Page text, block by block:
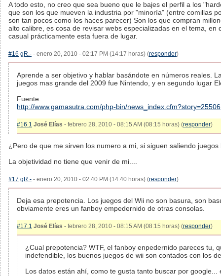
A todo esto, no creo que sea bueno que le bajes el perfil a los
que son los que mueven la industria por "minoría" (entre comillas
son tan pocos como los haces parecer) Son los que compran
alto calibre, es cosa de revisar webs especializadas en el tema, en
casual prácticamente esta fuera de lugar.
#16 gR.- - enero 20, 2010 - 02:17 PM (14:17 horas) (responder)
Aprende a ser objetivo y hablar basándote en números reales.
juegos mas grande del 2009 fue Nintendo, y en segundo lugar
Fuente:
http://www.gamasutra.com/php-bin/news_index.cfm?story=25506
#16.1 José Elías - febrero 28, 2010 - 08:15 AM (08:15 horas) (responder)
¿Pero de que me sirven los numero a mi, si siguen saliendo juegos
La objetividad no tiene que venir de mi....
#17 gR.- - enero 20, 2010 - 02:40 PM (14:40 horas) (responder)
Deja esa prepotencia. Los juegos del Wii no son basura, son
obviamente eres un fanboy empedernido de otras consolas.
#17.1 José Elías - febrero 28, 2010 - 08:15 AM (08:15 horas) (responder)
¿Cual prepotencia? WTF, el fanboy enpedernido pareces tu,
indefendible, los buenos juegos de wii son contados con los
Los datos están ahí, como te gusta tanto buscar por google...